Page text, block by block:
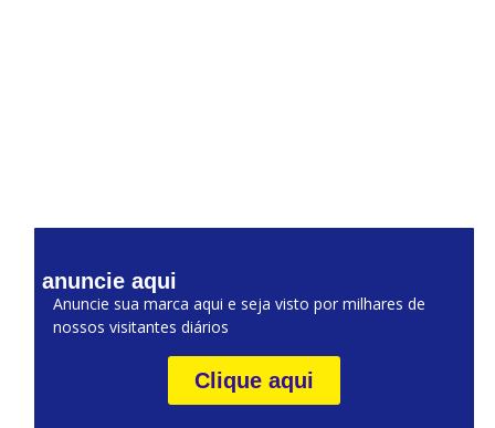
anuncie aqui
Anuncie sua marca aqui e seja visto por milhares de
nossos visitantes diários
Clique aqui